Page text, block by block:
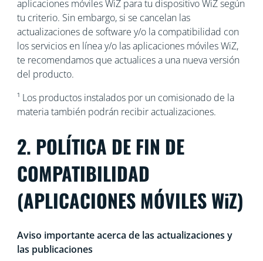
aplicaciones móviles WiZ para tu dispositivo WiZ según
tu criterio. Sin embargo, si se cancelan las
actualizaciones de software y/o la compatibilidad con
los servicios en línea y/o las aplicaciones móviles WiZ,
te recomendamos que actualices a una nueva versión
del producto.
¹ Los productos instalados por un comisionado de la
materia también podrán recibir actualizaciones.
2. POLÍTICA DE FIN DE
COMPATIBILIDAD
(APLICACIONES MÓVILES WiZ)
Aviso importante acerca de las actualizaciones y
las publicaciones